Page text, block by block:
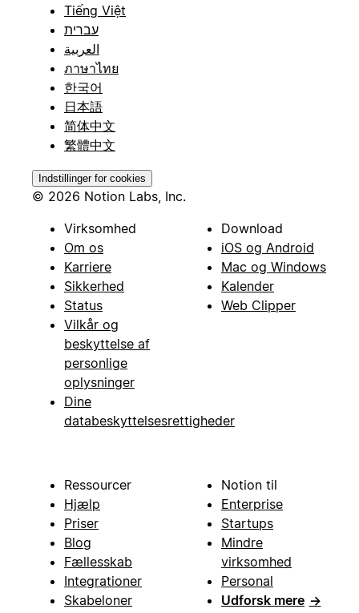
Tiếng Việt
עברית
العربية
ภาษาไทย
한국어
日本語
简体中文
繁體中文
Indstillinger for cookies
© 2026 Notion Labs, Inc.
Virksomhed
Om os
Karriere
Sikkerhed
Status
Vilkår og
beskyttelse af
personlige
oplysninger
Dine
databeskyttelsesrettigheder
Download
iOS og Android
Mac og Windows
Kalender
Web Clipper
Ressourcer
Hjælp
Priser
Blog
Fællesskab
Integrationer
Skabeloner
Notion til
Enterprise
Startups
Mindre
virksomhed
Personal
Udforsk mere →